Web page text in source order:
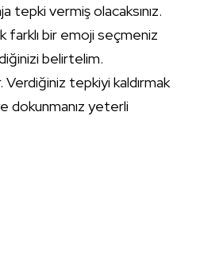
tepki vermiş olacaksınız.
farklı bir emoji seçmeniz
belirtelim.
Verdiğiniz tepkiyi kaldırmak
dokunmanız yeterli